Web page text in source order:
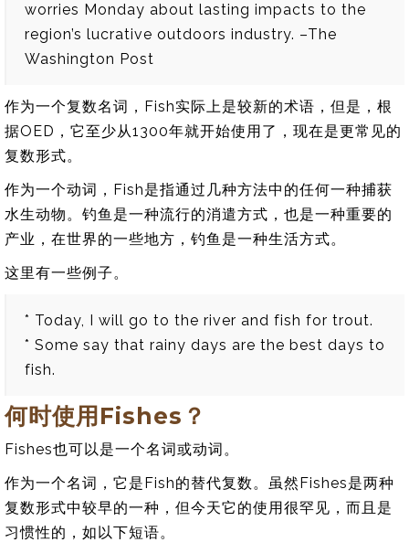
worries Monday about lasting impacts to the
region’s lucrative outdoors industry. –The
Washington Post
作为一个复数名词，Fish实际上是较新的术语，但是，根
据OED，它至少从1300年就开始使用了，现在是更常见的
复数形式。
作为一个动词，Fish是指通过几种方法中的任何一种捕获
水生动物。钓鱼是一种流行的消遣方式，也是一种重要的
产业，在世界的一些地方，钓鱼是一种生活方式。
这里有一些例子。
* Today, I will go to the river and fish for trout.
* Some say that rainy days are the best days to
fish.
何时使用Fishes？
Fishes也可以是一个名词或动词。
作为一个名词，它是Fish的替代复数。虽然Fishes是两种
复数形式中较早的一种，但今天它的使用很罕见，而且是
习惯性的，如以下短语。